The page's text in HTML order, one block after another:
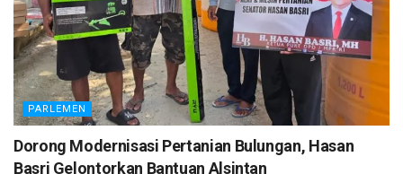
PARLEMEN
Dorong Modernisasi Pertanian Bulungan, Hasan
Basri Gelontorkan Bantuan Alsintan